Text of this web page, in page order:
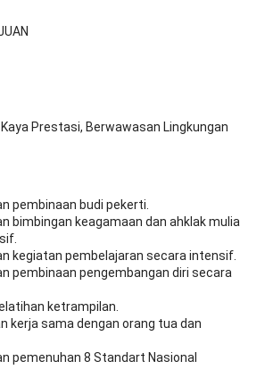
Kaya Prestasi, Berwawasan Lingkungan
pembinaan budi pekerti.
bimbingan keagamaan dan ahklak mulia
kegiatan pembelajaran secara intensif.
pembinaan pengembangan diri secara
ketrampilan.
kerja sama dengan orang tua dan
pemenuhan 8 Standart Nasional